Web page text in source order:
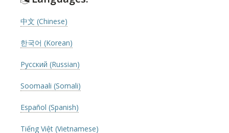
中文 (Chinese)
한국어 (Korean)
Русский (Russian)
Soomaali (Somali)
Español (Spanish)
Tiếng Việt (Vietnamese)